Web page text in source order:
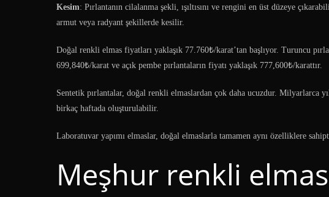
Kesim: Pırlantanın cilalanma şekli, ışıltısını ve rengini en üst düzeye
armut veya radyant şekillerde kesilir.
Doğal renkli elmas fiyatları yaklaşık 77.760₺/karat’tan başlıyor. Turuncu
699,840₺/karat ve açık pembe pırlantaların fiyatı yaklaşık 777,600₺/karattır.
Sentetik pırlantalar, doğal renkli elmaslardan çok daha ucuzdur. Milyarlarca
birkaç haftada oluşturulabilir.
Laboratuvar yapımı elmaslar, doğal elmaslarla tamamen aynı özelliklere
Meşhur renkli